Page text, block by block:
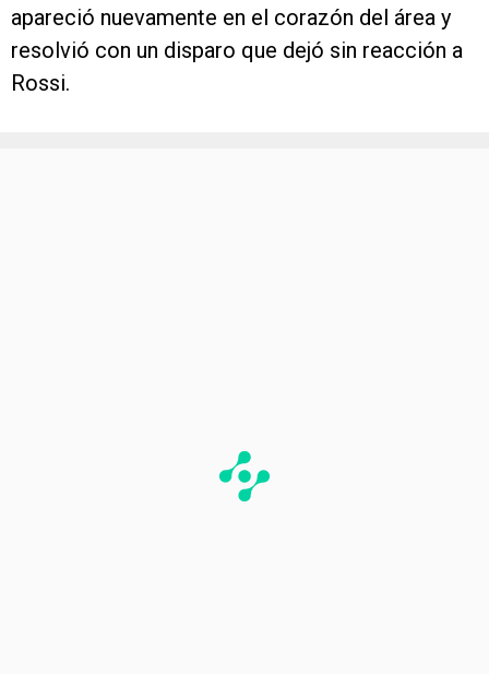
apareció nuevamente en el corazón del área y
resolvió con un disparo que dejó sin reacción a
Rossi.